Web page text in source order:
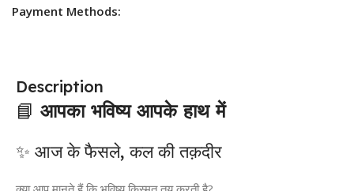
Payment Methods:
Description
📘 आपका भविष्य आपके हाथ में
✨ आज के फैसले, कल की तक़दीर